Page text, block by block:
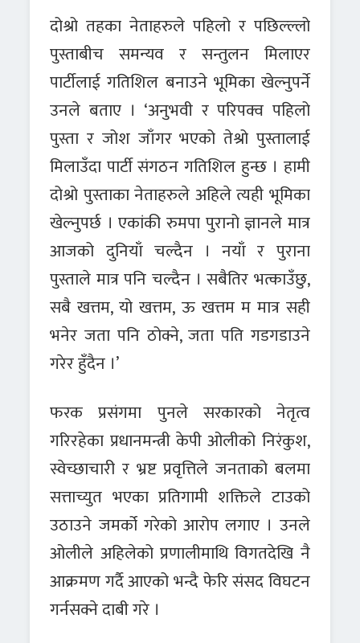
दोश्रो तहका नेताहरुले पहिलो र पछिल्ल्लो
पुस्ताबीच समन्यव र सन्तुलन मिलाएर
पार्टीलाई गतिशिल बनाउने भूमिका खेल्नुपर्ने
उनले बताए । ‘अनुभवी र परिपक्व पहिलो
पुस्ता र जोश जाँगर भएको तेश्रो पुस्तालाई
मिलाउँदा पार्टी संगठन गतिशिल हुन्छ । हामी
दोश्रो पुस्ताका नेताहरुले अहिले त्यही भूमिका
खेल्नुपर्छ । एकांकी रुमपा पुरानो ज्ञानले मात्र
आजको दुनियाँ चल्दैन । नयाँ र पुराना
पुस्ताले मात्र पनि चल्दैन । सबैतिर भत्काउँछु,
सबै खत्तम, यो खत्तम, ऊ खत्तम म मात्र सही
भनेर जता पनि ठोक्ने, जता पति गडगडाउने
गरेर हुँदैन ।’
फरक प्रसंगमा पुनले सरकारको नेतृत्व
गरिरहेका प्रधानमन्त्री केपी ओलीको निरंकुश,
स्वेच्छाचारी र भ्रष्ट प्रवृत्तिले जनताको बलमा
सत्ताच्युत भएका प्रतिगामी शक्तिले टाउको
उठाउने जमर्को गरेको आरोप लगाए । उनले
ओलीले अहिलेको प्रणालीमाथि विगतदेखि नै
आक्रमण गर्दै आएको भन्दै फेरि संसद विघटन
गर्नसक्ने दाबी गरे ।